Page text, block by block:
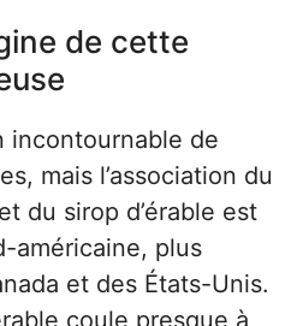
de cette
incontournable de
mais l’association du
du sirop d’érable est
américaine, plus
et des États-Unis.
coule presque à